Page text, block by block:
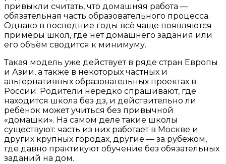
привыкли считать, что домашняя работа —
обязательная часть образовательного процесса.
Однако в последние годы всё чаще появляются
примеры школ, где нет домашнего задания или
его объём сводится к минимуму.
Такая модель уже действует в ряде стран Европы
и Азии, а также в некоторых частных и
альтернативных образовательных проектах в
России. Родители нередко спрашивают, где
находится школа без дз, и действительно ли
ребёнок может учиться без привычной
«домашки». На самом деле такие школы
существуют: часть из них работает в Москве и
других крупных городах, другие — за рубежом,
где давно практикуют обучение без обязательных
заданий на дом.